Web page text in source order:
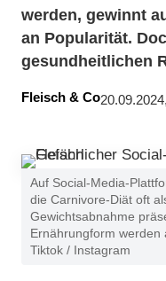
werden, gewinnt
an Popularität.
gesundheitlichen
Fleisch & Co
Auf Social-Media-
die Carnivore-Diät oft
Gewichtsabnahme
Ernährungform
Tiktok / Instagram